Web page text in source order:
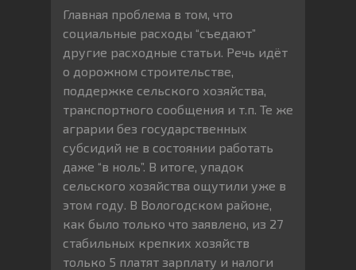
Главная проблема в том, что
социальные расходы “съедают”
другие расходные статьи. Речь идёт
о дорожном строительстве,
поддержке сельского хозяйства,
транспортного сообщения и т.п. Те же
аграрии без государственных
субсидий не в состоянии работать
даже “в ноль”. В итоге, упадок
сельского хозяйства ощутили уже в
этом году. В Вологодском районе,
как было только что заявлено, из 27
стабильных крепких хозяйств
только 5 платят зарплату и налоги